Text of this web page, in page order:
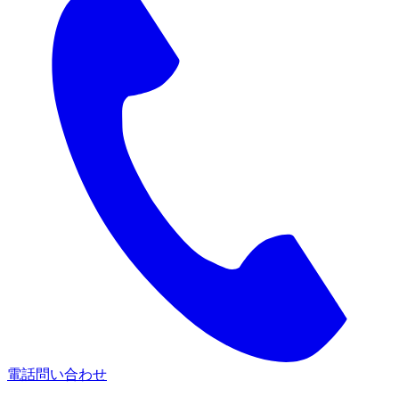
電話問い合わせ